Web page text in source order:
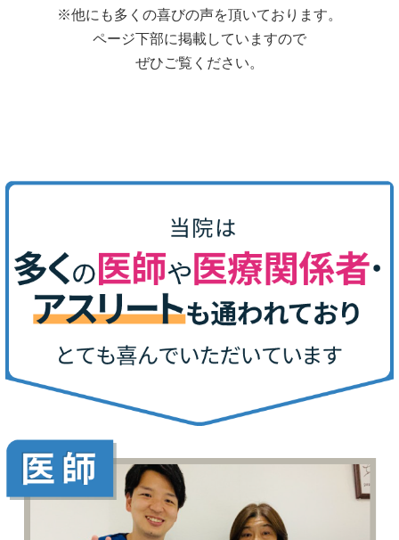
※他にも多くの喜びの声を頂いております。
ページ下部に掲載していますので
ぜひご覧ください。